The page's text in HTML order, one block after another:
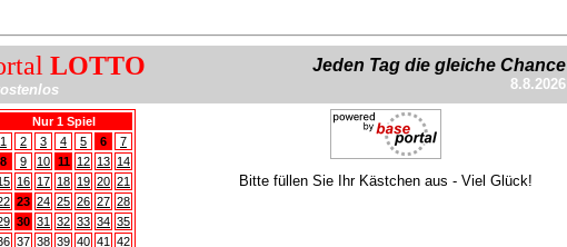
LOTTO Jeden Tag die gleiche Chance
8.8.2026
Nur 1 Spiel
1
2 3 4 5 6
7
8
9 10 11 12 13 14
16 17 18 19 20 21
23 24 25 26 27 28
30 31 32 33 34 35
37 38 39 40 41
42
Bitte füllen Sie Ihr Kästchen aus - Viel Glück!